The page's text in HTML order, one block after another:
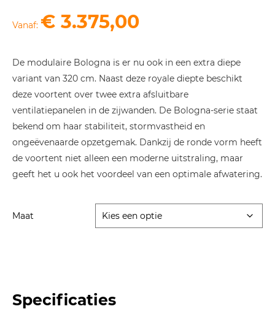
Vanaf: € 3.375,00
De modulaire Bologna is er nu ook in een extra diepe
variant van 320 cm. Naast deze royale diepte beschikt
deze voortent over twee extra afsluitbare
ventilatiepanelen in de zijwanden. De Bologna-serie staat
bekend om haar stabiliteit, stormvastheid en
ongeëvenaarde opzetgemak. Dankzij de ronde vorm heeft
de voortent niet alleen een moderne uitstraling, maar
geeft het u ook het voordeel van een optimale afwatering.
Maat
Specificaties